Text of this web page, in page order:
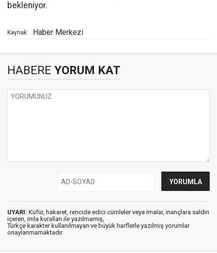
bekleniyor.
Kaynak: Haber Merkezi
HABERE YORUM KAT
UYARI: Küfür, hakaret, rencide edici cümleler veya imalar, inançlara saldırı
içeren, imla kuralları ile yazılmamış,
Türkçe karakter kullanılmayan ve büyük harflerle yazılmış yorumlar
onaylanmamaktadır.